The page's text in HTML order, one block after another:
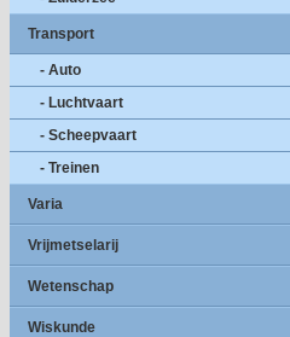
Transport
- Auto
- Luchtvaart
- Scheepvaart
- Treinen
Varia
Vrijmetselarij
Wetenschap
Wiskunde